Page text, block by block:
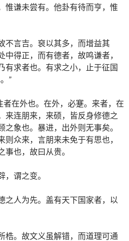
惟谦未尝有。他卦有待而亨，惟
不言吉。裒以其多，而增益其
得正，而有德者，故鸣谦者，
有求者也。有求之小，止于征国
”
者在外也。在外，必蹇。来者，在
来连朋来，来硕，皆反身修德之
象也。暴进，出外则无事矣。
众来，言朋来未免于有思也，
也，故曰从贵。
，谓之变。
之人为先。盖有天下国家者，以
梏。故文义虽解错，而道理可通